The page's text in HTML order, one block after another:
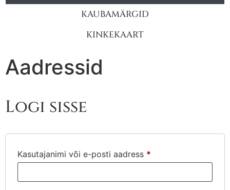
KAUBAMÄRGID
KINKEKAART
Aadressid
Logi sisse
Kasutajanimi või e-posti aadress *